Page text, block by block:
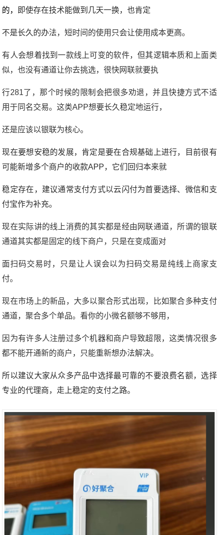
的，
即使存在技术能做到几天一换，也肯定
不是长久的办法，短时间的使用只会让使用成本更高。
有人会想着找到一款线上可变的软件，但其逻辑本质和上面类
似，也没有通道让你去挑选，很快网联就要执
行281了，那个时候的限制会把很多劝退，并且快捷方式不适
用于同名交易。这类APP想要长久稳定地运行，
还是应该以银联为核心。
现在要想安稳的发展，肯定是要在合规基础上进行，目前很有
可能新增多个商户的收款APP，它们回归本来就
稳定存在，建议通常支付方式以云闪付为首要选择、微信和支
付宝作为补充。
现在实际讲的线上消费的其实都是经由网联通道，所谓的银联
通道其实都是固定的线下商户，只是在变成面对
面扫码交易时，只是让人误会以为扫码交易是纯线上商家支
付。
现在市场上的新品，大多以聚合形式出现，比如聚合多种支付
通道，聚合多个单品。看你的小微名额够不够用，
因为有许多人注册过多个机器和商户导致超限，这类情况很多
都不能开通新的商户，只能重新想办法解决。
所以建议大家从众多产品中选择最可靠的不要浪费名额，选择
专业的代理商，走上稳定的支付之路。